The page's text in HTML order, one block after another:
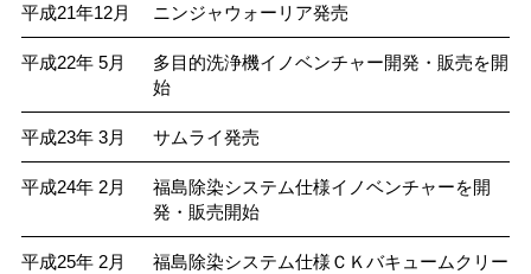
平成21年12月 ニンジャウォーリア発売
平成22年 5月
多目的洗浄機イノベンチャー開発・販売を開
始
平成23年 3月 サムライ発売
平成24年 2月
福島除染システム仕様イノベンチャーを開
発・販売開始
平成25年 2月
福島除染システム仕様ＣＫバキュームクリー